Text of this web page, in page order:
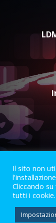
Il sito non
Cliccando
tutti i cookie.